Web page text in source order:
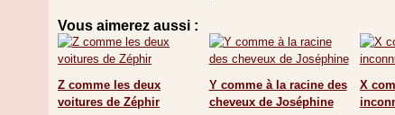
Vous aimerez aussi :
Z comme les deux
voitures de Zéphir
Y comme à la racine des
cheveux de Joséphine
X